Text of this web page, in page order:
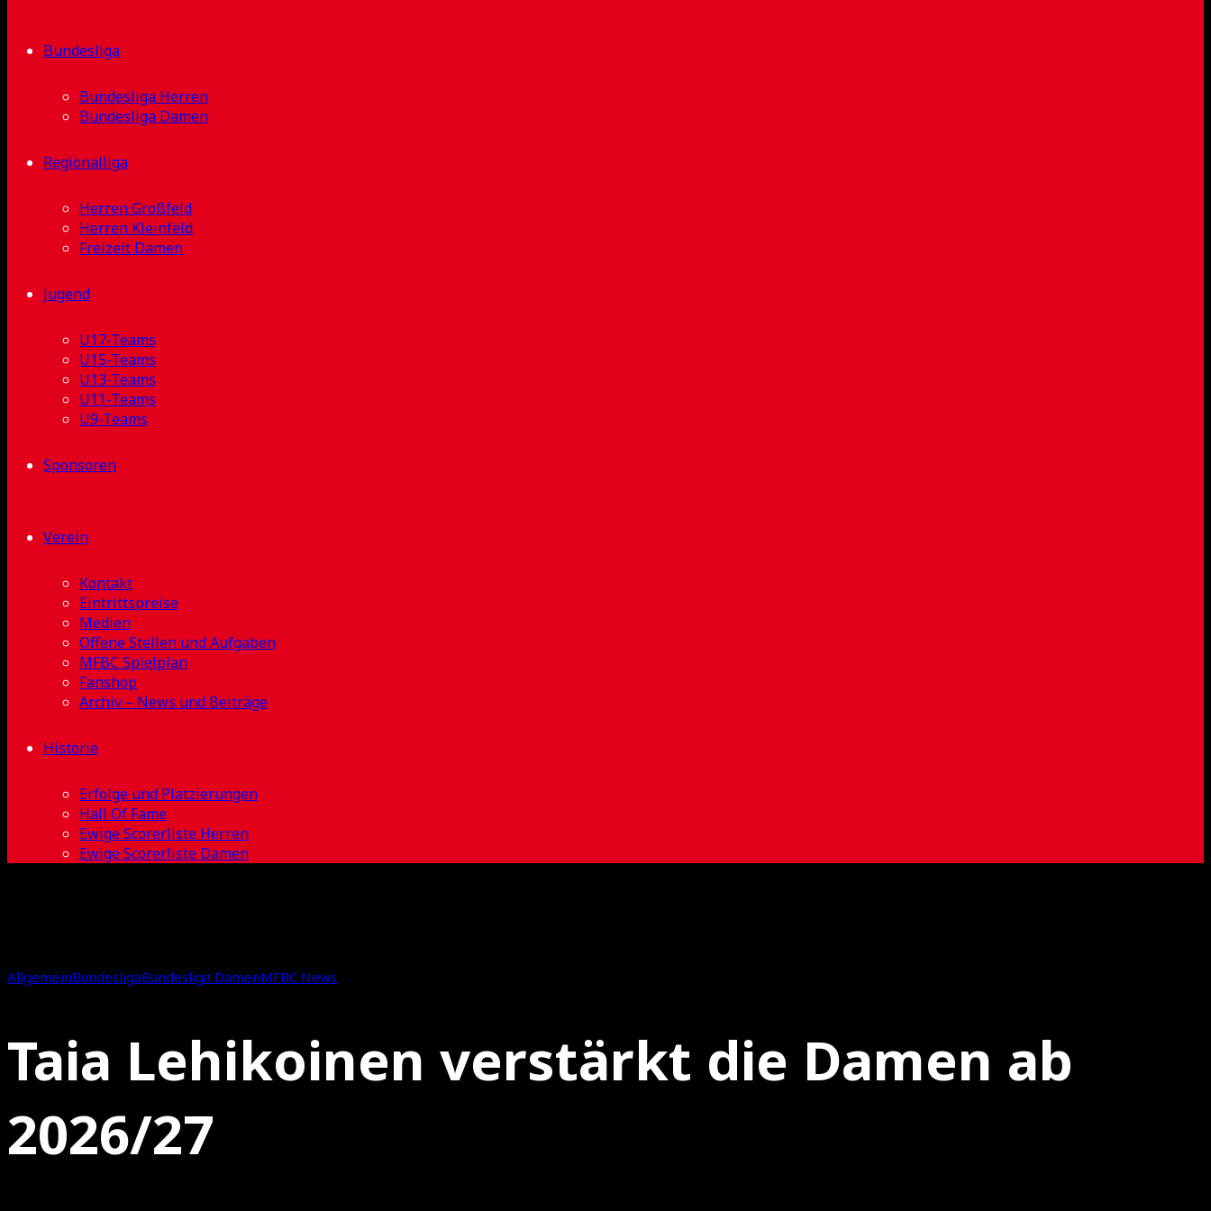
Bundesliga
Bundesliga Herren
Bundesliga Damen
Regionalliga
Herren Großfeld
Herren Kleinfeld
Freizeit Damen
Jugend
U17-Teams
U15-Teams
U13-Teams
U11-Teams
U9-Teams
Sponsoren
Verein
Kontakt
Eintrittspreise
Medien
Offene Stellen und Aufgaben
MFBC Spielplan
Fanshop
Archiv – News und Beiträge
Historie
Erfolge und Platzierungen
Hall Of Fame
Ewige Scorerliste Herren
Ewige Scorerliste Damen
AllgemeinBundesligaBundesliga DamenMFBC News
Taia Lehikoinen verstärkt die Damen ab
2026/27